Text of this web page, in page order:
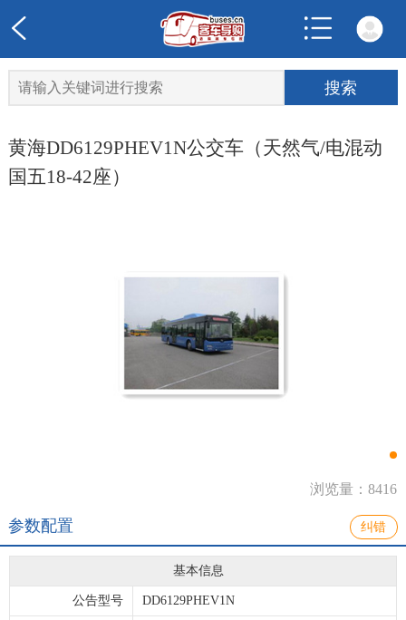
黄海DD6129PHEV1N公交车（天然气/电混动
国五18-42座）
浏览量：8416
参数配置 纠错
基本信息
公告型号 DD6129PHEV1N